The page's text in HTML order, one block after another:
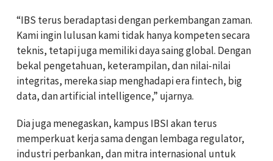
“IBS terus beradaptasi dengan perkembangan zaman.
Kami ingin lulusan kami tidak hanya kompeten secara
teknis, tetapi juga memiliki daya saing global. Dengan
bekal pengetahuan, keterampilan, dan nilai-nilai
integritas, mereka siap menghadapi era fintech, big
data, dan artificial intelligence,” ujarnya.
Dia juga menegaskan, kampus IBSI akan terus
memperkuat kerja sama dengan lembaga regulator,
industri perbankan, dan mitra internasional untuk